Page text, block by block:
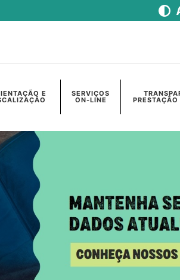
E SERVIÇOS
ON-LINE